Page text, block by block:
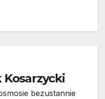
Kosarzycki
bezustannie